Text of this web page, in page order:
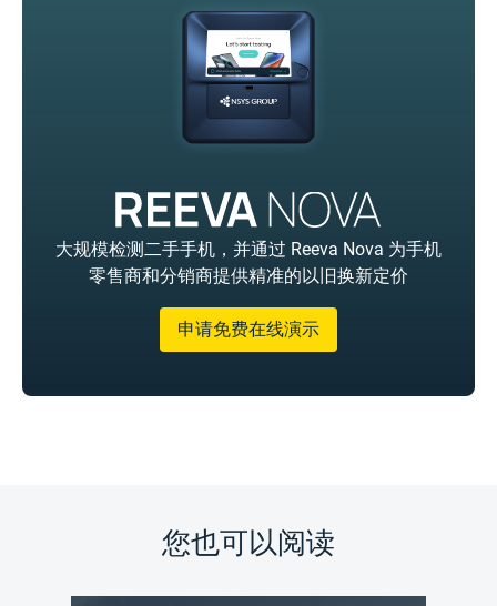
大规模检测二手手机，并通过 Reeva Nova 为手机
零售商和分销商提供精准的以旧换新定价
申请免费在线演示
您也可以阅读